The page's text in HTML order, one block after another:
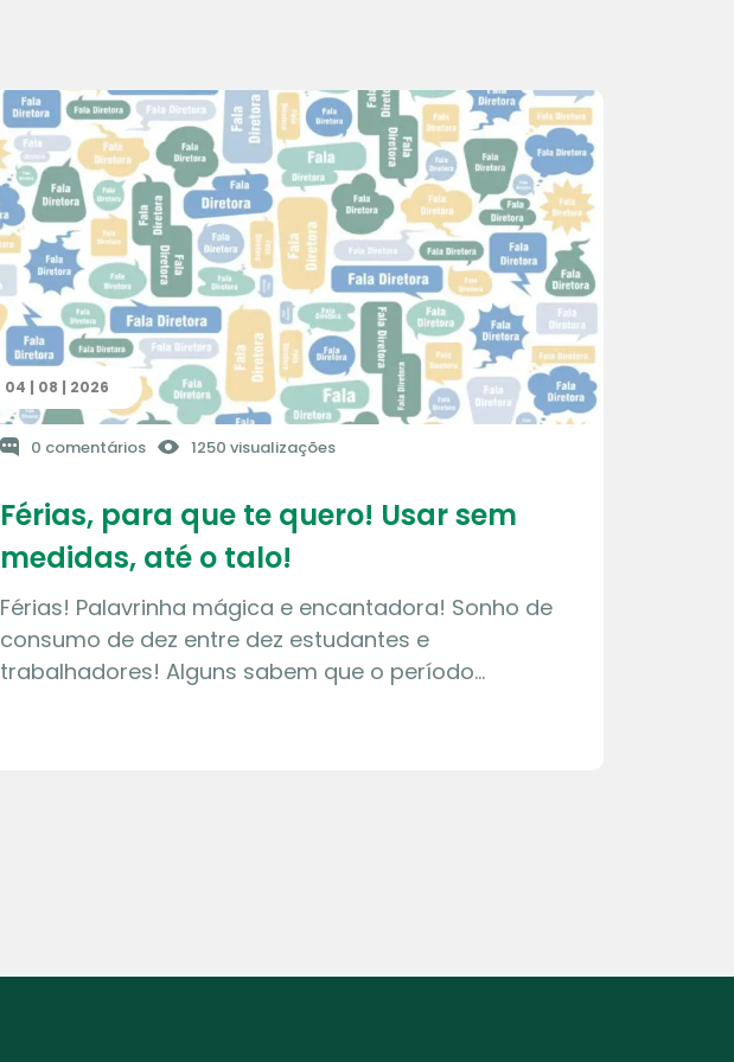
04 | 08 | 2026
0 comentários 1250 visualizações
Férias, para que te quero! Usar sem
medidas, até o talo!
Férias! Palavrinha mágica e encantadora! Sonho de
consumo de dez entre dez estudantes e
trabalhadores! Alguns sabem que o período…